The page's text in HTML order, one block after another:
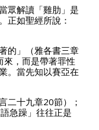
眾解讀「雞肋」是
正如聖經所說：
的」（雅各書三章
來，而是帶著罪性
。當先知以賽亞在
二十九章20節）；
急躁」往往正是